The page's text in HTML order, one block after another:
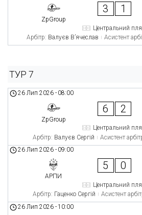
ZpGroup
3 1
Центральний
Арбітр: Валуєв В’ячеслав Асистент
ТУР 7
26 Лип 2026 - 08:00
ZpGroup
6 2
Центральний
Арбітр: Валуєв Сергій Асистент
26 Лип 2026 - 09:00
АРПИ
5 0
Центральний
Арбітр: Гаценко Сергій Асистент
26 Лип 2026 -10:00